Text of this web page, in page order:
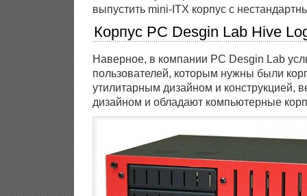
выпустить mini-ITX корпус с
Корпус PC Desgin Lab Hive
Наверное, в компании PC Desgin Lab
пользователей, которым нужны были
утилитарным дизайном и конструкцией,
дизайном и обладают компьютерные